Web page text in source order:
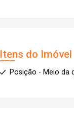
Itens do Imóvel
Posição - Meio da